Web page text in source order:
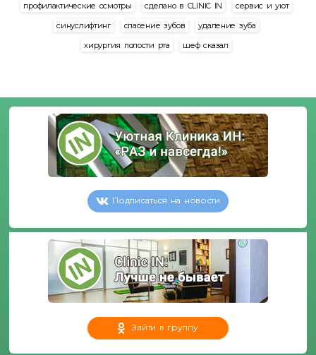
профилактические осмотры
сделано в CLINIC IN
сервис и уют
синуслифтинг
спасение зубов
удаление зуба
хирургия полости рта
шеф сказал
Подписаться на новости
Зайти в группу